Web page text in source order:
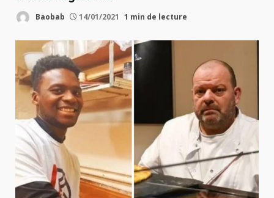
Baobab 14/01/2021 1 min de lecture